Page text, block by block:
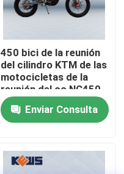
450 bici de la reunión
del cilindro KTM de las
motocicletas de la
reunión del cc NC450
sola
Enviar Consulta